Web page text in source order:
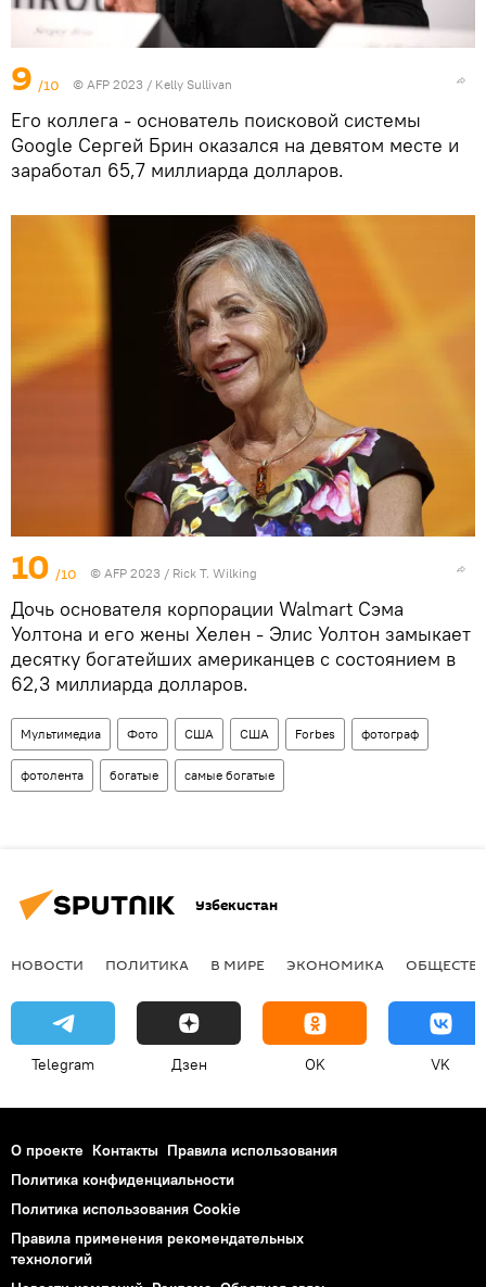
9 /10 © AFP 2023 / Kelly Sullivan
Его коллега - основатель поисковой системы
Google Сергей Брин оказался на девятом месте и
заработал 65,7 миллиарда долларов.
10 /10 © AFP 2023 / Rick T. Wilking
Дочь основателя корпорации Walmart Сэма
Уолтона и его жены Хелен - Элис Уолтон замыкает
десятку богатейших американцев с состоянием в
62,3 миллиарда долларов.
Мультимедиа Фото США США Forbes фотограф
фотолента богатые самые богатые
Узбекистан
НОВОСТИ ПОЛИТИКА В МИРЕ ЭКОНОМИКА
Telegram Дзен OK VK
О проекте Контакты Правила использования
Политика конфиденциальности
Политика использования Cookie
Правила применения рекомендательных
технологий